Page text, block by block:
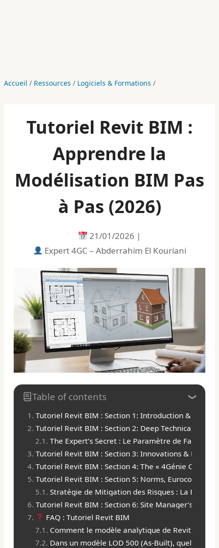
Accueil / Ressources / Logiciels & Formations /
Tutoriel Revit BIM :
Apprendre la
Modélisation BIM Pas
à Pas (2026)
21/01/2026 |
Expert 4GC – Abderrahim El Kouriani
Table of contents
Tutoriel Revit BIM : Section 1: Introduction & 2026
Tutoriel Revit BIM : Section 2: Deep Technical Dive
The Expert’s Secret : Le Paramètre de
Tutoriel Revit BIM : Section 3: Innovations & Brand
Tutoriel Revit BIM : Section 4: The « 4Génie Civil »
Tutoriel Revit BIM : Section 5: Norms, Eurocodes &
Stratégie de Mitigation des Risques : La Boucle
Tutoriel Revit BIM : Section 6: Site Manager’s
FAQ : Tutoriel Revit BIM
Comment le modèle analytique de Revit gère-
Dans un modèle LOD 500 (As-Built), quel est